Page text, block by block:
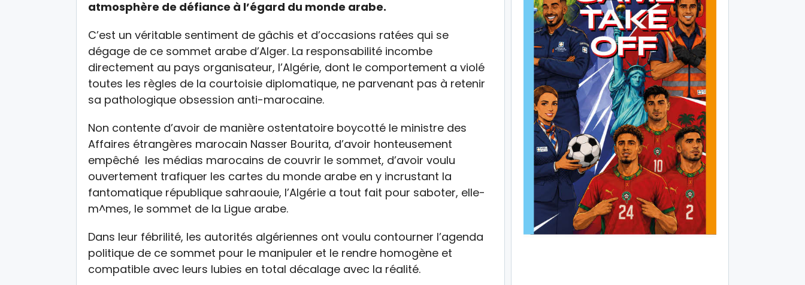
atmosphère de défiance à l’égard du monde arabe.
C’est un véritable sentiment de gâchis et d’occasions ratées qui se
dégage de ce sommet arabe d’Alger. La responsabilité incombe
directement au pays organisateur, l’Algérie, dont le comportement a violé
toutes les règles de la courtoisie diplomatique, ne parvenant pas à retenir
sa pathologique obsession anti-marocaine.
Non contente d’avoir de manière ostentatoire boycotté le ministre des
Affaires étrangères marocain Nasser Bourita, d’avoir honteusement
empêché les médias marocains de couvrir le sommet, d’avoir voulu
ouvertement trafiquer les cartes du monde arabe en y incrustant la
fantomatique république sahraouie, l’Algérie a tout fait pour saboter, elle-
m^mes, le sommet de la Ligue arabe.
Dans leur fébrilité, les autorités algériennes ont voulu contourner l’agenda
politique de ce sommet pour le manipuler et le rendre homogène et
compatible avec leurs lubies en total décalage avec la réalité.